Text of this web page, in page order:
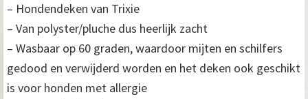
– Hondendeken van Trixie
– Van polyster/pluche dus heerlijk zacht
– Wasbaar op 60 graden, waardoor mijten en schilfers
gedood en verwijderd worden en het deken ook geschikt
is voor honden met allergie